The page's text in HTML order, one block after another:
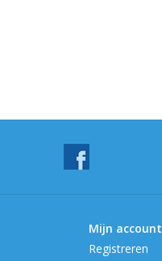
Mijn account
Registreren